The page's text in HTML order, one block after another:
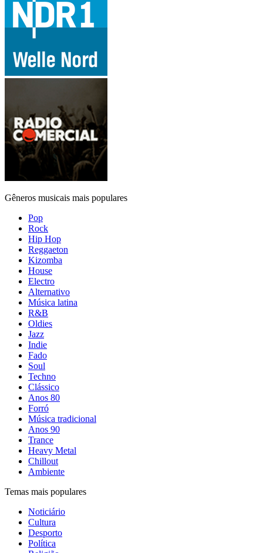
Gêneros musicais mais populares
Pop
Rock
Hip Hop
Reggaeton
Kizomba
House
Electro
Alternativo
Música latina
R&B
Oldies
Jazz
Indie
Fado
Soul
Techno
Clássico
Anos 80
Forró
Música tradicional
Anos 90
Trance
Heavy Metal
Chillout
Ambiente
Temas mais populares
Noticiário
Cultura
Desporto
Política